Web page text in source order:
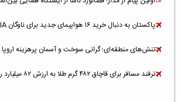
پاکستان به دنبال خرید ۱۶ هواپیمای جدید برای ناوگان PIA
تنش‌های منطقه‌ای؛ گرانی سوخت و آسمان پرهزینه اروپا
ترفند مسافر برای قاچاق ۴۸۲ گرم طلا به ارزش ۸۲ میلیارد ریال